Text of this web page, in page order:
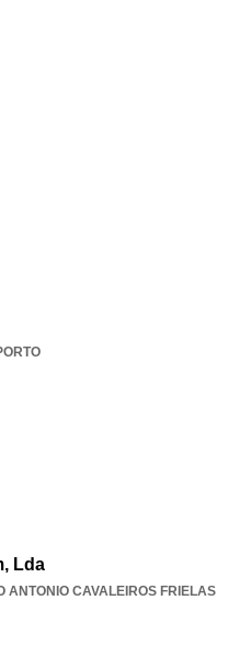
Lda
ANTONIO CAVALEIROS FRIELAS